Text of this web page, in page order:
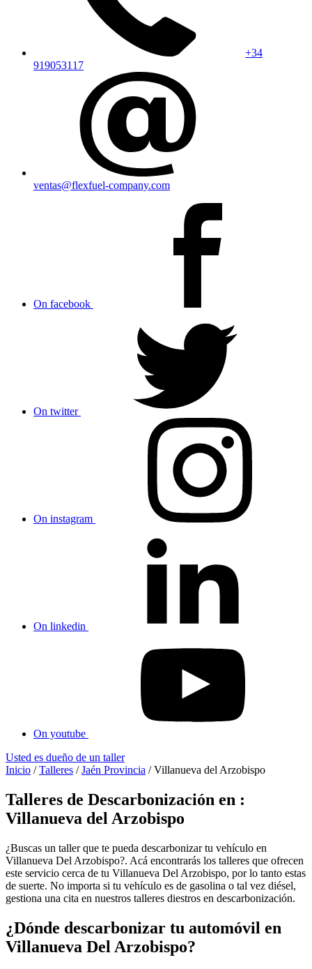
+34
919053117
ventas@flexfuel-company.com
On facebook
On twitter
On instagram
On linkedin
On youtube
Usted es dueño de un taller
Inicio /Talleres /Jaén Provincia /Villanueva del Arzobispo
Talleres de Descarbonización en :
Villanueva del Arzobispo
¿Buscas un taller que te pueda descarbonizar tu vehículo en
Villanueva Del Arzobispo?. Acá encontrarás los talleres que ofrecen
este servicio cerca de tu Villanueva Del Arzobispo, por lo tanto estas
de suerte. No importa si tu vehículo es de gasolina o tal vez diésel,
gestiona una cita en nuestros talleres diestros en descarbonización.
¿Dónde descarbonizar tu automóvil en
Villanueva Del Arzobispo?